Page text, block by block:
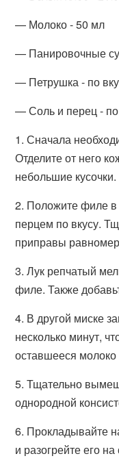
— Молоко - 50 мл
— Панировочные
— Петрушка - по
— Соль и перец - по
1. Сначала
Отделите от него
небольшие кусочки.
2. Положите филе в
перцем по вкусу.
приправы
3. Лук репчатый
филе. Также
4. В другой миске
несколько минут,
оставшееся
5. Тщательно
однородной
6. Прокладывайте
и разогрейте его